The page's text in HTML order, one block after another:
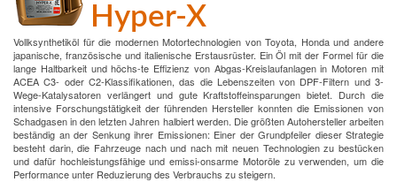
Hyper-X
Vollksynthetiköl für die modernen Motortechnologien von Toyota, Honda und andere
japanische, französische und italienische Erstausrüster. Ein Öl mit der Formel für die
lange Haltbarkeit und höchs-te Effizienz von Abgas-Kreislaufanlagen in Motoren mit
ACEA C3- oder C2-Klassifikationen, das die Lebenszeiten von DPF-Filtern und 3-
Wege-Katalysatoren verlängert und gute Kraftstoffeinsparungen bietet. Durch die
intensive Forschungstätigkeit der führenden Hersteller konnten die Emissionen von
Schadgasen in den letzten Jahren halbiert werden. Die größten Autohersteller arbeiten
beständig an der Senkung ihrer Emissionen: Einer der Grundpfeiler dieser Strategie
besteht darin, die Fahrzeuge nach und nach mit neuen Technologien zu bestücken
und dafür hochleistungsfähige und emissi-onsarme Motoröle zu verwenden, um die
Performance unter Reduzierung des Verbrauchs zu steigern.